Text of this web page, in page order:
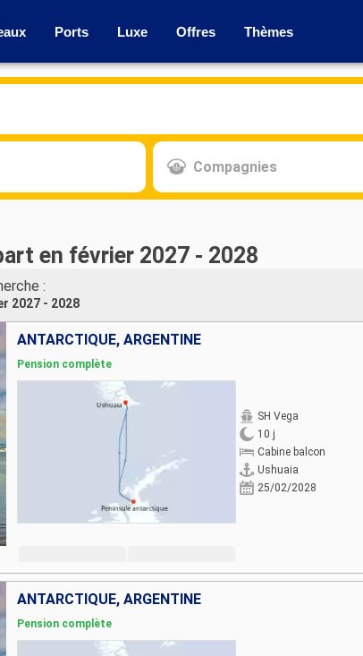
Ports Luxe Offres Thèmes
Compagnies
en février 2027 - 2028
:
2027 - 2028
ANTARCTIQUE, ARGENTINE
Pension complète
SH Vega
10 j
Cabine balcon
Ushuaia
25/02/2028
ANTARCTIQUE, ARGENTINE
Pension complète